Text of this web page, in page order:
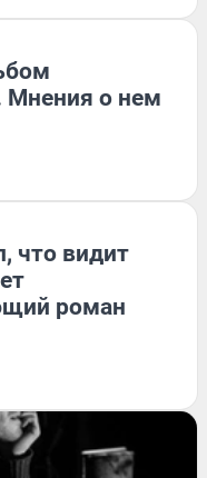
Мнения о нем
что видит
роман